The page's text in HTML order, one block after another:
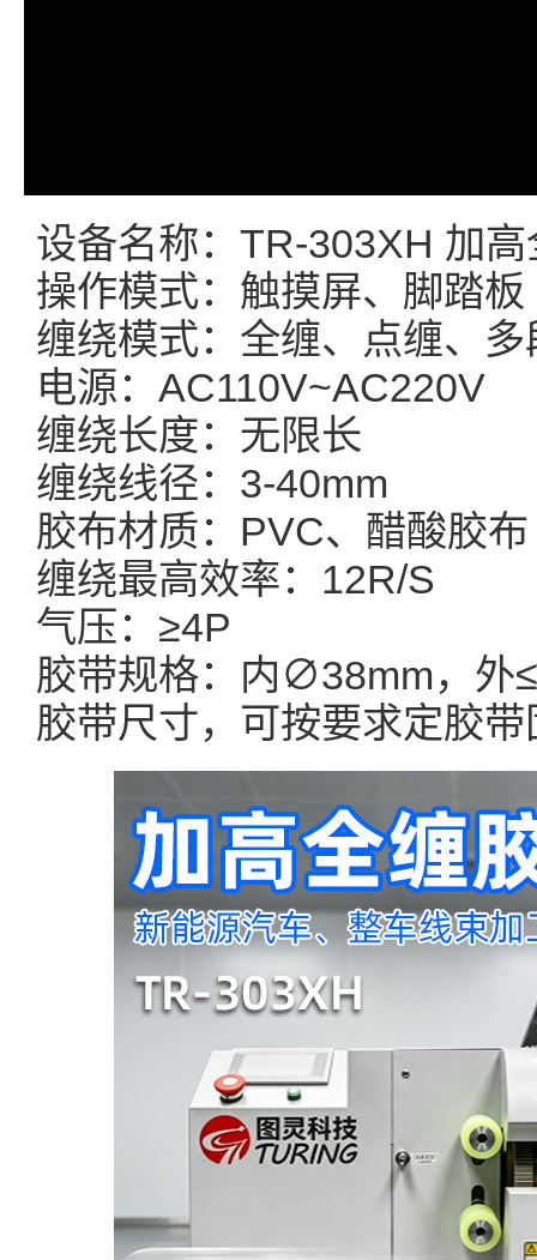
设备名称：TR-303XH 加
操作模式：触摸屏、脚踏板
缠绕模式：全缠、点缠、多
电源：AC110V~AC220V
缠绕长度：无限长
缠绕线径：3-40mm
胶布材质：PVC、醋酸胶
缠绕最高效率：12R/S
气压：≥4P
胶带规格：内∅38mm，外
胶带尺寸，可按要求定胶带